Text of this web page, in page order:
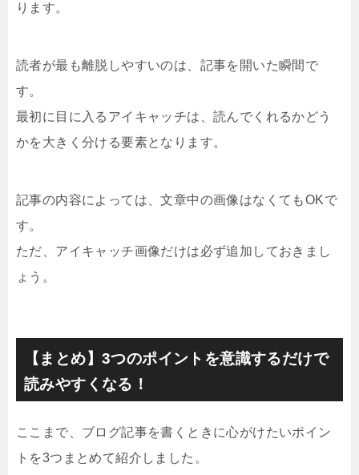
ります。
読者が最も離脱しやすいのは、記事を開いた瞬間で
す。
最初に目に入るアイキャッチは、読んでくれるかどう
かを大きく分ける要素となります。
記事の内容によっては、文章中の画像はなくてもOKで
す。
ただ、アイキャッチ画像だけは必ず追加しておきまし
ょう。
【まとめ】3つのポイントを意識するだけで
読みやすくなる！
ここまで、ブログ記事を書くときに心がけたいポイン
トを3つまとめて紹介しました。